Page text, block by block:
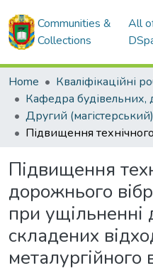
Communities &
Collections
All
Home
Кваліфікаційні
Підвищення
дорожнього
при ущільненні
складених